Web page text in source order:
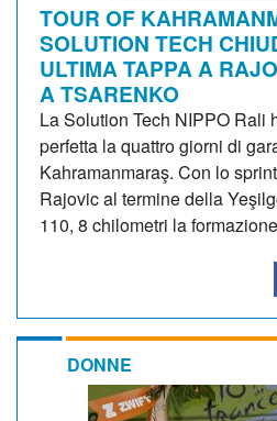
TOUR OF
SOLUTION TECH
ULTIMA TAPPA A
A TSARENKO
La Solution Tech NIPPO Rali
perfetta la quattro giorni di
Kahramanmaraş. Con lo
Rajovic al termine della
110, 8 chilometri la
DONNE